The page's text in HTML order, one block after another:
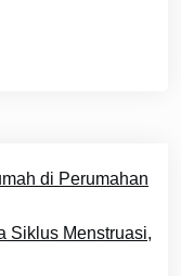
di Perumahan
Siklus Menstruasi,